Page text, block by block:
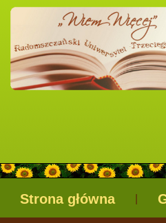
Strona główna